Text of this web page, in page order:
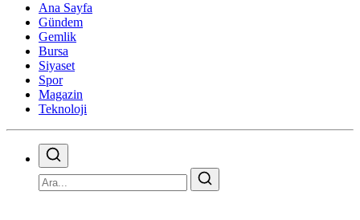
Ana Sayfa
Gündem
Gemlik
Bursa
Siyaset
Spor
Magazin
Teknoloji